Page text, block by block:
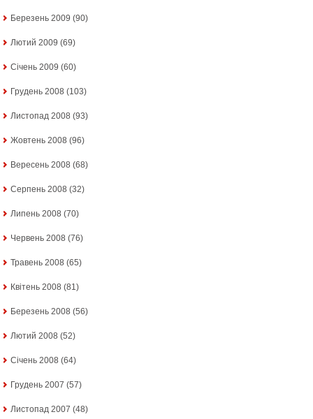
Березень 2009 (90)
Лютий 2009 (69)
Січень 2009 (60)
Грудень 2008 (103)
Листопад 2008 (93)
Жовтень 2008 (96)
Вересень 2008 (68)
Серпень 2008 (32)
Липень 2008 (70)
Червень 2008 (76)
Травень 2008 (65)
Квітень 2008 (81)
Березень 2008 (56)
Лютий 2008 (52)
Січень 2008 (64)
Грудень 2007 (57)
Листопад 2007 (48)